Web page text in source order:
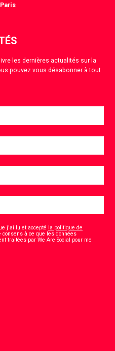
les dernières actualités sur la
pouvez vous désabonner à tout
j'ai lu et accepté la politique de
consens à ce que les données
traitées par We Are Social pour me